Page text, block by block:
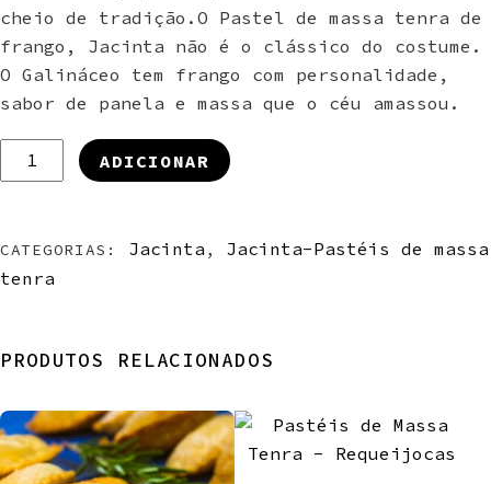
cheio de tradição.O Pastel de massa tenra de
frango, Jacinta não é o clássico do costume.
O Galináceo tem frango com personalidade,
sabor de panela e massa que o céu amassou.
Quantidade
de
Galinácio
ADICIONAR
CATEGORIAS: Jacinta , Jacinta-Pastéis de massa
tenra
PRODUTOS RELACIONADOS